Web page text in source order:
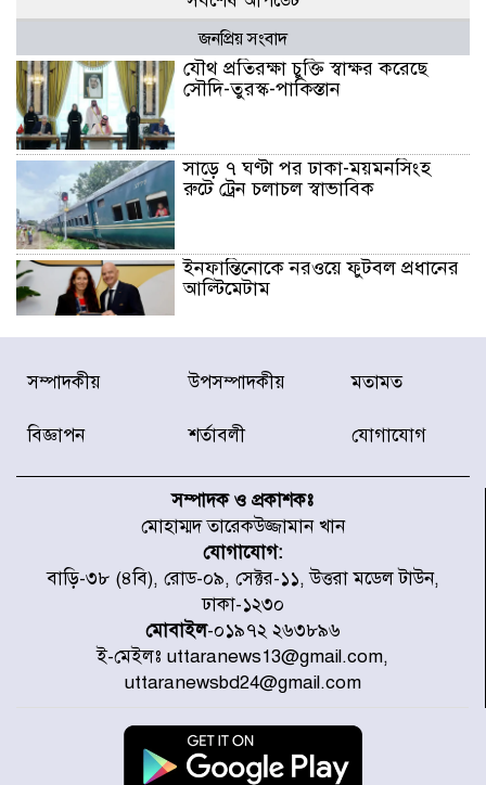
জনপ্রিয় সংবাদ
যৌথ প্রতিরক্ষা চুক্তি স্বাক্ষর করেছে
সৌদি-তুরস্ক-পাকিস্তান
সাড়ে ৭ ঘণ্টা পর ঢাকা-ময়মনসিংহ
রুটে ট্রেন চলাচল স্বাভাবিক
ইনফান্তিনোকে নরওয়ে ফুটবল প্রধানের
আল্টিমেটাম
দেশে ভারি বৃষ্টির সতর্কবার্তা, ১০
জেলায় বন্যার পূর্বাভাস
স্থাপনের উদ্যোগ চান মিয়া ব্যাপারীর
৭ জেলায় ঝোড়ো হাওয়াসহ বজ্রবৃষ্টির
শঙ্কা
বগুড়া ও সিলেটে সড়ক দুর্ঘটনায় নিহত
১৫
জুলাইয়ে দেশজুড়ে ৪৫৮টি সড়ক
সম্পাদকীয় উপসম্পাদকীয় মতামত
বিজ্ঞাপন শর্তাবলী যোগাযোগ
সম্পাদক ও প্রকাশকঃ
মোহাম্মদ তারেকউজ্জামান খান
যোগাযোগ:
বাড়ি-৩৮ (৪বি), রোড-০৯, সেক্টর-১১, উত্তরা মডেল টাউন,
ঢাকা-১২৩০
মোবাইল-০১৯৭২ ২৬৩৮৯৬
ই-মেইলঃ uttaranews13@gmail.com,
uttaranewsbd24@gmail.com